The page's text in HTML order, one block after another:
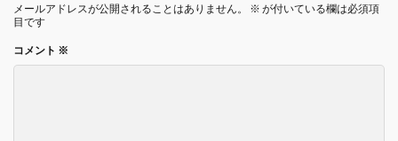
メールアドレスが公開されることはありません。 ※ が付いている欄は必須項
目です
コメント ※